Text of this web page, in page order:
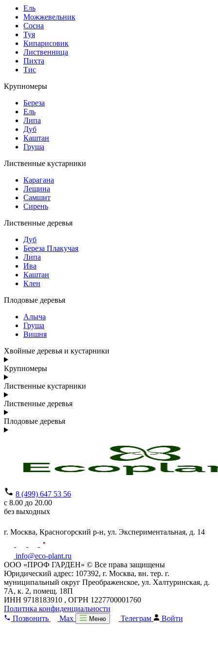
Ель
Можжевельник
Сосна
Туя
Кипарисовик
Лиственница
Пихта
Тис
Крупномеры
Береза
Ель
Липа
Дуб
Каштан
Груша
Лиственные кустарники
Карагана
Лещина
Самшит
Сирень
Лиственные деревья
Дуб
Береза Плакучая
Липа
Ива
Каштан
Клен
Плодовые деревья
Алыча
Груша
Вишня
Хвойные деревья и кустарники
Крупномеры
Лиственные кустарники
Лиственные деревья
Плодовые деревья
8 (499) 647 53 56
с 8.00 до 20.00
без выходных
г. Москва, Красногорский р-н, ул. Экспериментальная, д. 14
info@eco-plant.ru
ООО «ПРОФ ГАРДЕН» © Все права защищены
Юридический адрес: 107392, г. Москва, вн. тер. г.
муниципальный округ Преображенское, ул. Халтуринская, д.
7А, к. 2, помещ. 18П
ИНН 9718183910 , ОГРН 1227700001760
Политика конфиденциальности
Позвонить
Max Меню Телеграм Войти